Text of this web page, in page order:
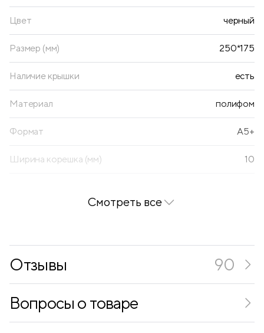
Цвет черный
Размер (мм) 250*175
Наличие крышки есть
Материал полифом
Формат А5+
Ширина корешка (мм) 10
Наличие кармана на внутренней стороне папки нет
Текстура сталь
Смотреть все
Отзывы
90
Вопросы о товаре